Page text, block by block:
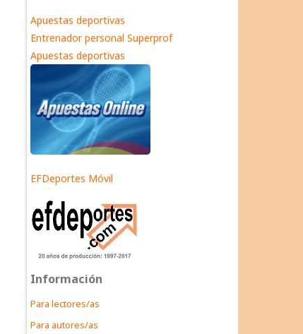
Apuestas deportivas
Entrenador personal Superprof
Apuestas deportivas
EFDeportes Móvil
Información
Para lectores/as
Para autores/as